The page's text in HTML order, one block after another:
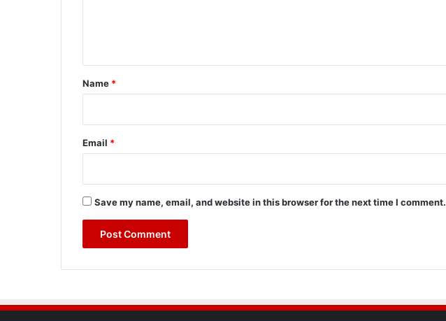
*
Name *
Email *
Save my name, email, and website in this browser for the next time I comment.